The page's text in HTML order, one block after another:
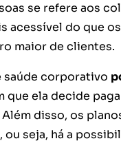
se refere aos
acessível do que
maior de clientes.
saúde corporativo
que ela decide
disso, os
seja, há a